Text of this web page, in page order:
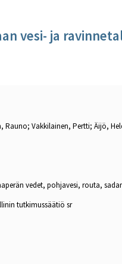
vesi- ja
Rauno; Vakkilainen, Pertti; Äijö,
vedet, pohjavesi, routa,
tutkimussäätiö sr